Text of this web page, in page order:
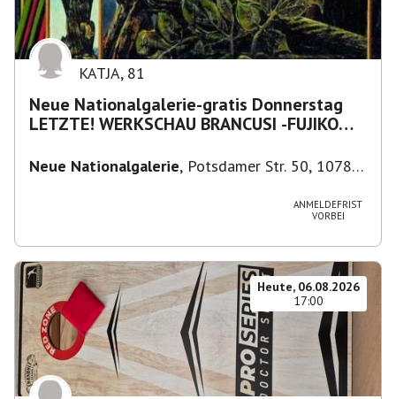
KATJA, 81
Neue Nationalgalerie-gratis Donnerstag
LETZTE! WERKSCHAU BRANCUSI -FUJIKO
Neue Nationalgalerie, Potsdamer Str. 50, 10785
ANMELDEFRIST
VORBEI
Heute, 06.08.2026
17:00